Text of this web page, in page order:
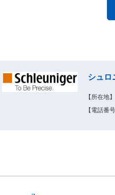
シュロ
【所在地
【電話番